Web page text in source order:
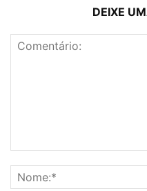
DEIXE